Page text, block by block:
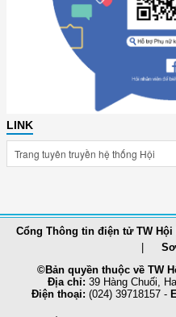
LINK
Cổng Thông tin điện tử TW Hội
©Bản quyền thuộc về TW
Địa chỉ: 39 Hàng Chuối,
Điện thoại: (024) 39718157 -